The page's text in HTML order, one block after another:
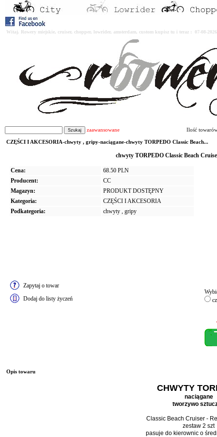
Witaj. Rowery miejskie, cruiser, chopper, lowrider, amsterdam, custom kupisz tu i teraz : 07-08-
zaawansowane Ilość
CZĘŚCI I AKCESORIA-chwyty , gripy-naciągane-chwyty TORPEDO Classic Beach...
chwyty TORPEDO Classic Beach
Cena:
68.50 PLN
Producent:
CC
Magazyn:
PRODUKT DOSTĘPNY
Kategoria:
CZĘŚCI I AKCESORIA
Podkategoria:
chwyty , gripy
Zapytaj o towar
Dodaj do listy życzeń
Opis towaru
CHWYTY
naciągane
tworzywo
Classic Beach Cruiser -
zestaw 2 szt
pasuje do kierownic o